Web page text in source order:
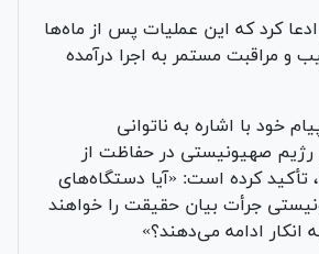
کرد که این عملیات پس از ماه‌ها
و مراقبت مستمر به اجرا درآمده
خود با اشاره به ناتوانی
رژیم صهیونیستی در حفاظت از
تأکید کرده است: «آیا دستگاه‌های
جرأت بیان حقیقت را خواهند
ادامه می‌دهند؟»